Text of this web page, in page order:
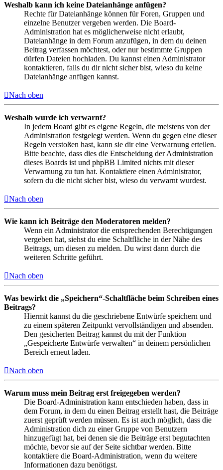
Weshalb kann ich keine Dateianhänge anfügen?
Rechte für Dateianhänge können für Foren, Gruppen und
einzelne Benutzer vergeben werden. Die Board-
Administration hat es möglicherweise nicht erlaubt,
Dateianhänge in dem Forum anzufügen, in dem du deinen
Beitrag verfassen möchtest, oder nur bestimmte Gruppen
dürfen Dateien hochladen. Du kannst einen Administrator
kontaktieren, falls du dir nicht sicher bist, wieso du keine
Dateianhänge anfügen kannst.
Nach oben
Weshalb wurde ich verwarnt?
In jedem Board gibt es eigene Regeln, die meistens von der
Administration festgelegt werden. Wenn du gegen eine dieser
Regeln verstoßen hast, kann sie dir eine Verwarnung erteilen.
Bitte beachte, dass dies die Entscheidung der Administration
dieses Boards ist und phpBB Limited nichts mit dieser
Verwarnung zu tun hat. Kontaktiere einen Administrator,
sofern du die nicht sicher bist, wieso du verwarnt wurdest.
Nach oben
Wie kann ich Beiträge den Moderatoren melden?
Wenn ein Administrator die entsprechenden Berechtigungen
vergeben hat, siehst du eine Schaltfläche in der Nähe des
Beitrags, um diesen zu melden. Du wirst dann durch die
weiteren Schritte geführt.
Nach oben
Was bewirkt die „Speichern“-Schaltfläche beim Schreiben eines
Beitrags?
Hiermit kannst du die geschriebene Entwürfe speichern und
zu einem späteren Zeitpunkt vervollständigen und absenden.
Den gesicherten Beitrag kannst du mit der Funktion
„Gespeicherte Entwürfe verwalten“ in deinem persönlichen
Bereich erneut laden.
Nach oben
Warum muss mein Beitrag erst freigegeben werden?
Die Board-Administration kann entschieden haben, dass in
dem Forum, in dem du einen Beitrag erstellt hast, die Beiträge
zuerst geprüft werden müssen. Es ist auch möglich, dass die
Administration dich zu einer Gruppe von Benutzern
hinzugefügt hat, bei denen sie die Beiträge erst begutachten
möchte, bevor sie auf der Seite sichtbar werden. Bitte
kontaktiere die Board-Administration, wenn du weitere
Informationen dazu benötigst.